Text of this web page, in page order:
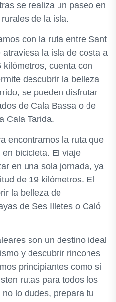
se realiza un paseo en
de la isla.
con la ruta entre Sant
la isla de costa a
cuenta con
descubrir la belleza
se pueden disfrutar
de Cala Bassa o de
Cala Tarida.
encontramos la ruta que
bicicleta. El viaje
en una sola jornada, ya
de 19 kilómetros. El
la belleza de
de Ses Illetes o Caló
son un destino ideal
y descubrir rincones
principiantes como si
rutas para todos los
lo dudes, prepara tu